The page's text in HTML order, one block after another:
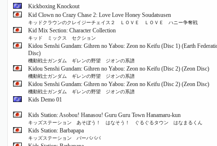
Kickboxing Knockout
Kid Clown no Crazy Chase 2: Love Love Honey Soudatsusen
キッドクラウンのクレイジーチェイス２ ＬＯＶＥ ＬＯＶＥ ハニー争奪戦
Kid Mix Section: Character Collection
キッド ミックス セクション
Kidou Senshi Gundam: Gihren no Yabou: Zeon no Keifu (Disc 1) (Earth
Disc)
機動戦士ガンダム ギレンの野望 ジオンの系譜
Kidou Senshi Gundam: Gihren no Yabou: Zeon no Keifu (Disc 2) (Zeon Disc)
機動戦士ガンダム ギレンの野望 ジオンの系譜
Kidou Senshi Gundam: Gihren no Yabou: Zeon no Keifu (Disc 2) (Zeon Disc)
機動戦士ガンダム ギレンの野望 ジオンの系譜
Kids Demo 01
Kids Station: Asobou! Hanasou! Guru Guru Town Hanamaru-kun
キッズステーション あそぼう！ はなそう！ ぐるぐるタウン はなまるくん
Kids Station: Barbapapa
キッズステーション バーバパパ